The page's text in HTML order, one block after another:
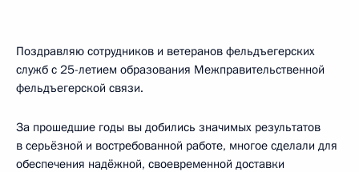
Поздравляю сотрудников и ветеранов фельдъегерских
служб с 25-летием образования Межправительственной
фельдъегерской связи.
За прошедшие годы вы добились значимых результатов
в серьёзной и востребованной работе, многое сделали для
обеспечения надёжной, своевременной доставки